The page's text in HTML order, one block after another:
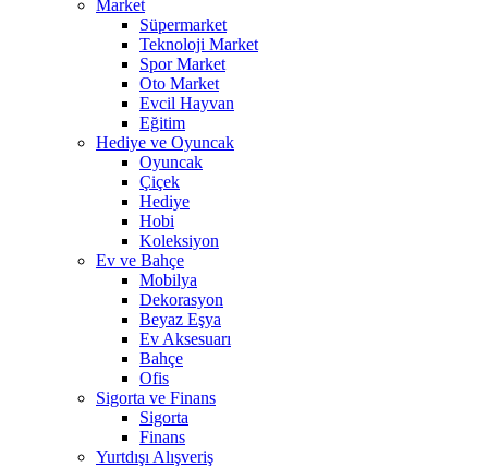
Market
Süpermarket
Teknoloji Market
Spor Market
Oto Market
Evcil Hayvan
Eğitim
Hediye ve Oyuncak
Oyuncak
Çiçek
Hediye
Hobi
Koleksiyon
Ev ve Bahçe
Mobilya
Dekorasyon
Beyaz Eşya
Ev Aksesuarı
Bahçe
Ofis
Sigorta ve Finans
Sigorta
Finans
Yurtdışı Alışveriş